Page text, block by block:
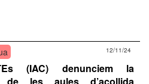
12/11/24
(IAC) denunciem la